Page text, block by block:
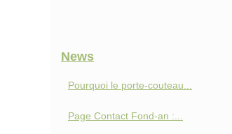
News
Pourquoi le porte-couteau...
Page Contact Fond‑an :...